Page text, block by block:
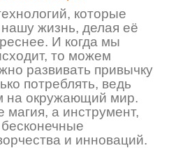
которые
жизнь, делая её
И когда мы
то можем
развивать привычку
потреблять, ведь
на окружающий мир.
магия, а инструмент,
и инноваций.